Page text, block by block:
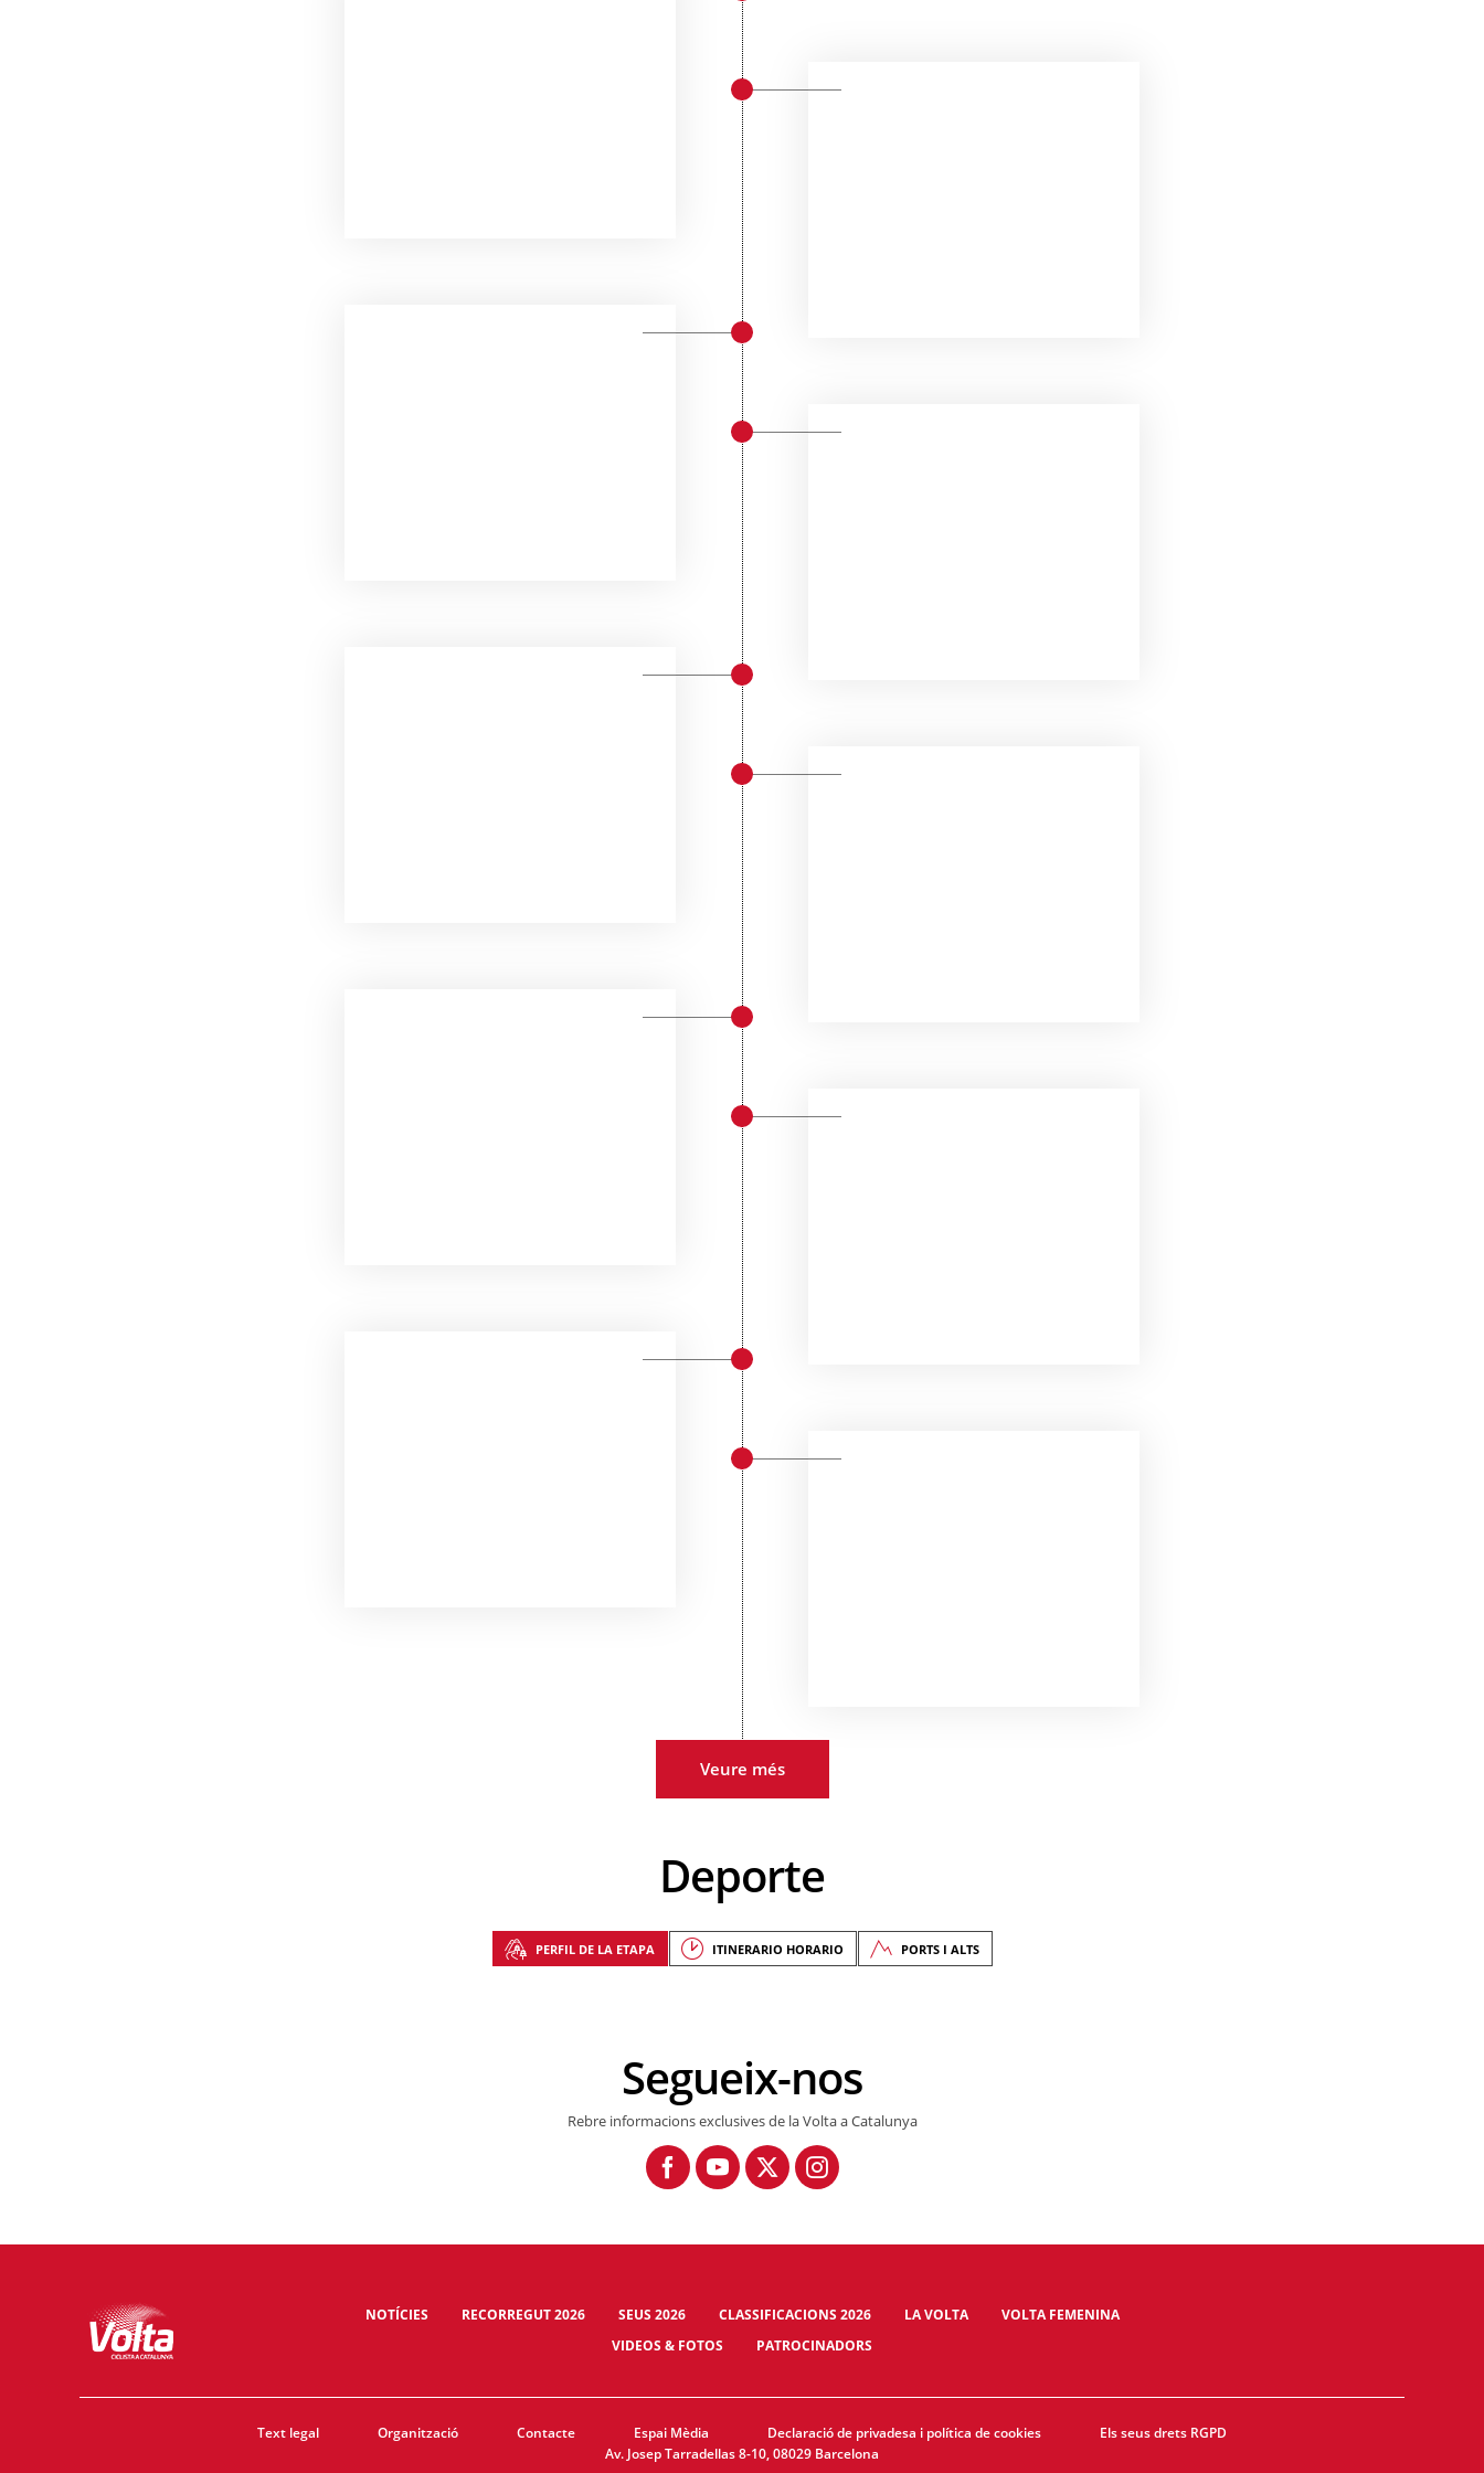
Veure més
Deporte
PERFIL DE LA ETAPA ITINERARIO HORARIO PORTS I ALTS
Segueix-nos
Rebre informacions exclusives de la Volta a Catalunya
NOTÍCIES RECORREGUT 2026 SEUS 2026 CLASSIFICACIONS 2026 LA VOLTA
VOLTA FEMENINA
VIDEOS & FOTOS
PATROCINADORS
Text legal Organització Contacte Espai Mèdia Declaració de privadesa i política de cookies
Els seus drets RGPD
Av. Josep Tarradellas 8-10, 08029 Barcelona